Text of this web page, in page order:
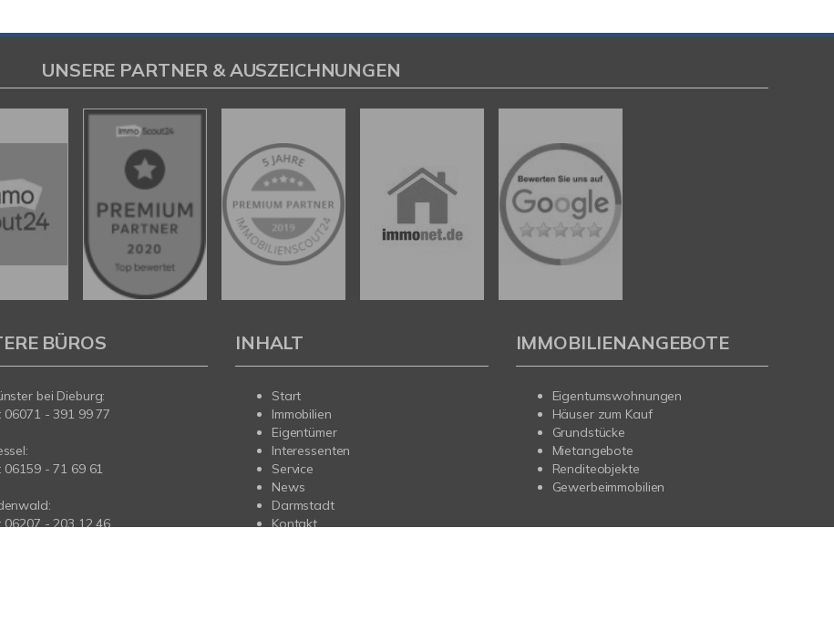
UNSERE PARTNER & AUSZEICHNUNGEN
BÜROS
bei Dieburg:
06071 - 391 99 77
06159 - 71 69 61
06207 - 203 12 46
INHALT
Start
Immobilien
Eigentümer
Interessenten
Service
News
Darmstadt
Kontakt
IMMOBILIENANGEBOTE
Eigentumswohnungen
Häuser zum Kauf
Grundstücke
Mietangebote
Renditeobjekte
Gewerbeimmobilien